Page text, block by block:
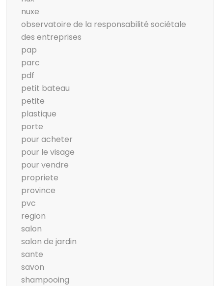
nuxe
observatoire de la responsabilité sociétale
des entreprises
pap
parc
pdf
petit bateau
petite
plastique
porte
pour acheter
pour le visage
pour vendre
propriete
province
pvc
region
salon
salon de jardin
sante
savon
shampooing